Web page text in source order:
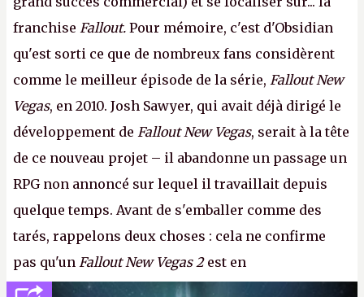
franchise Fallout. Pour mémoire, c'est d'Obsidian
qu'est sorti ce que de nombreux fans considèrent
comme le meilleur épisode de la série, Fallout New
Vegas, en 2010. Josh Sawyer, qui avait déjà dirigé le
développement de Fallout New Vegas, serait à la tête
de ce nouveau projet – il abandonne un passage un
RPG non annoncé sur lequel il travaillait depuis
quelque temps. Avant de s'emballer comme des
tarés, rappelons deux choses : cela ne confirme
pas qu'un Fallout New Vegas 2est en
développement (pour ce que l'on sait, ils bossent